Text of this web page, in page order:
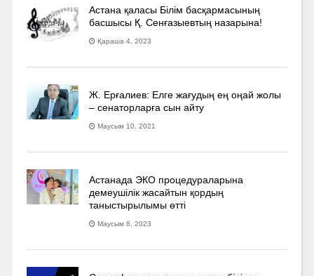
Астана қаласы Білім басқармасының
басшысы Қ. Сенғазыевтың назарына!
Қараша 4, 2023
Ж. Ерғалиев: Елге жағудың ең оңай жолы
– сенаторларға сын айту
Маусым 10, 2021
Астанада ЭКО процедураларына
демеушілік жасайтын қордың
таныстырылымы өтті
Маусым 8, 2023